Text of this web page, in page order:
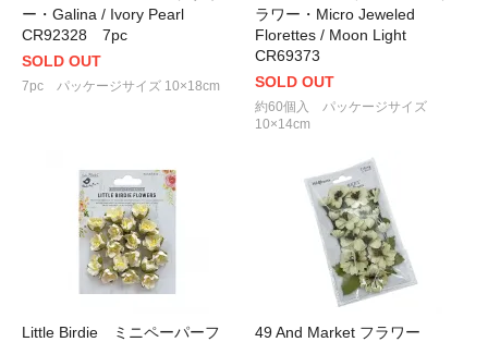
ー・Galina / Ivory Pearl
CR92328 7pc
SOLD OUT
7pc パッケージサイズ 10×18cm
ラワー・Micro Jeweled
Florettes / Moon Light
CR69373
SOLD OUT
約60個入 パッケージサイズ
10×14cm
Little Birdie ミニペーパーフ
49 And Market フラワー